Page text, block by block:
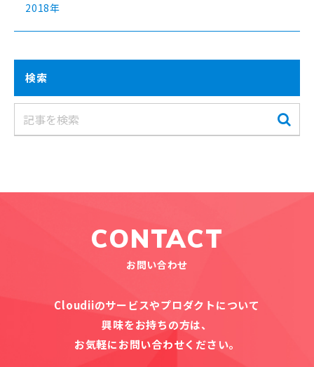
2018年
検索
CONTACT
お問い合わせ
Cloudiiのサービスやプロダクトについて
興味をお持ちの方は、
お気軽にお問い合わせください。